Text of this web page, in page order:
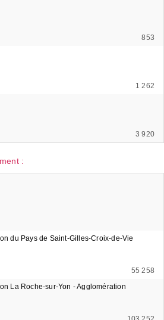
853
1 262
3 920
:
du Pays de Saint-Gilles-Croix-de-Vie
55 258
La Roche-sur-Yon - Agglomération